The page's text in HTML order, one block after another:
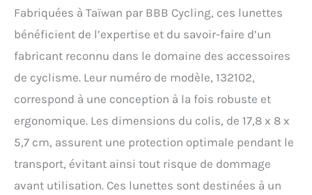
Fabriquées à Taïwan par BBB Cycling, ces lunettes
bénéficient de l’expertise et du savoir-faire d’un
fabricant reconnu dans le domaine des accessoires
de cyclisme. Leur numéro de modèle, 132102,
correspond à une conception à la fois robuste et
ergonomique. Les dimensions du colis, de 17,8 x 8 x
5,7 cm, assurent une protection optimale pendant le
transport, évitant ainsi tout risque de dommage
avant utilisation. Ces lunettes sont destinées à un